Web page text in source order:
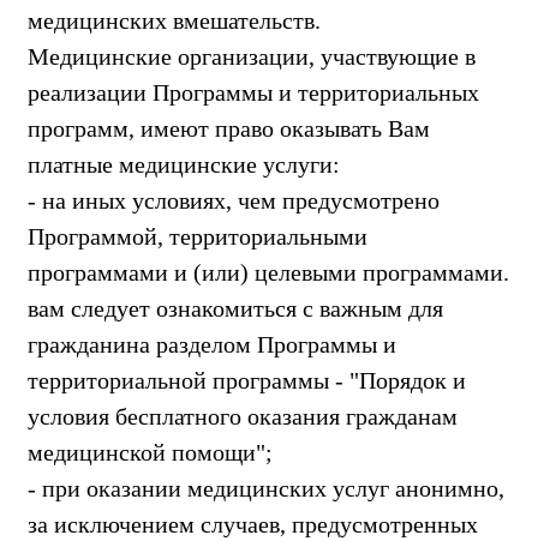
медицинских вмешательств.
Медицинские организации, участвующие в
реализации Программы и территориальных
программ, имеют право оказывать Вам
платные медицинские услуги:
- на иных условиях, чем предусмотрено
Программой, территориальными
программами и (или) целевыми программами.
вам следует ознакомиться с важным для
гражданина разделом Программы и
территориальной программы - "Порядок и
условия бесплатного оказания гражданам
медицинской помощи";
- при оказании медицинских услуг анонимно,
за исключением случаев, предусмотренных